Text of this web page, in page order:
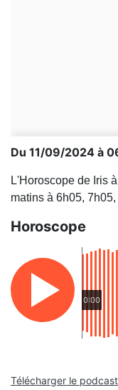
Du 11/09/2024 à
L'Horoscope de Iris
matins à 6h05,
Horoscope
0:00
Télécharger le podcast